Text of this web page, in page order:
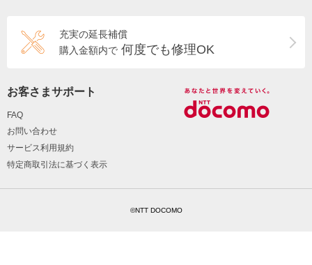
充実の延長補償
購入金額内で 何度でも修理OK
お客さまサポート
FAQ
お問い合わせ
サービス利用規約
特定商取引法に基づく表示
©NTT DOCOMO